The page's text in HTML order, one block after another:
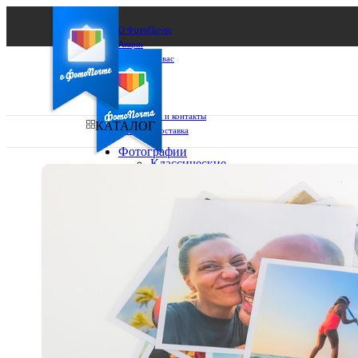
О ФотоПочте
Акции
Сделаем за вас
Бизнесу
FAQ
Франшиза
Поддержка и контакты
Оплата и доставка
Выберите из списка:
КАТАЛОГ
Фотографии
Классические
10х15
15х15
15х20
20х20
20х30
30х30
30х40
Фото
в